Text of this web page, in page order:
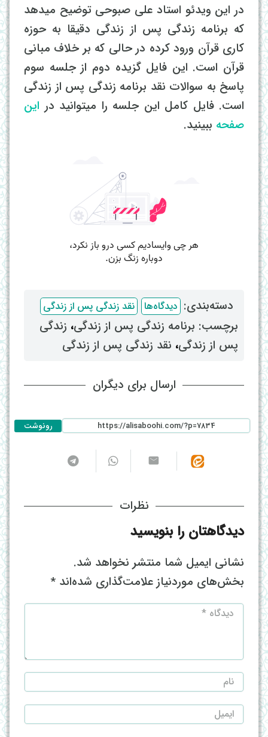
در این ویدئو استاد علی صبوحی توضیح میدهد
که برنامه زندگی پس از زندگی دقیقا به حوزه
کاری قرآن ورود کرده در حالی که بر خلاف مبانی
قرآن است. این فایل گزیده دوم از جلسه سوم
پاسخ به سوالات نقد برنامه زندگی پس از زندگی
است. فایل کامل این جلسه را میتوانید در این
صفحه ببینید.
دسته‌بندی: ‌ دیدگاه‌ها نقد زندگی پس از زندگی
برچسب: ‌ برنامه زندگی پس از زندگی، ‌ زندگی
پس از زندگی، ‌ نقد زندگی پس از زندگی
ارسال برای دیگران
رونوشت
نظرات
دیدگاهتان را بنویسید
نشانی ایمیل شما منتشر نخواهد شد.
بخش‌های موردنیاز علامت‌گذاری شده‌اند *